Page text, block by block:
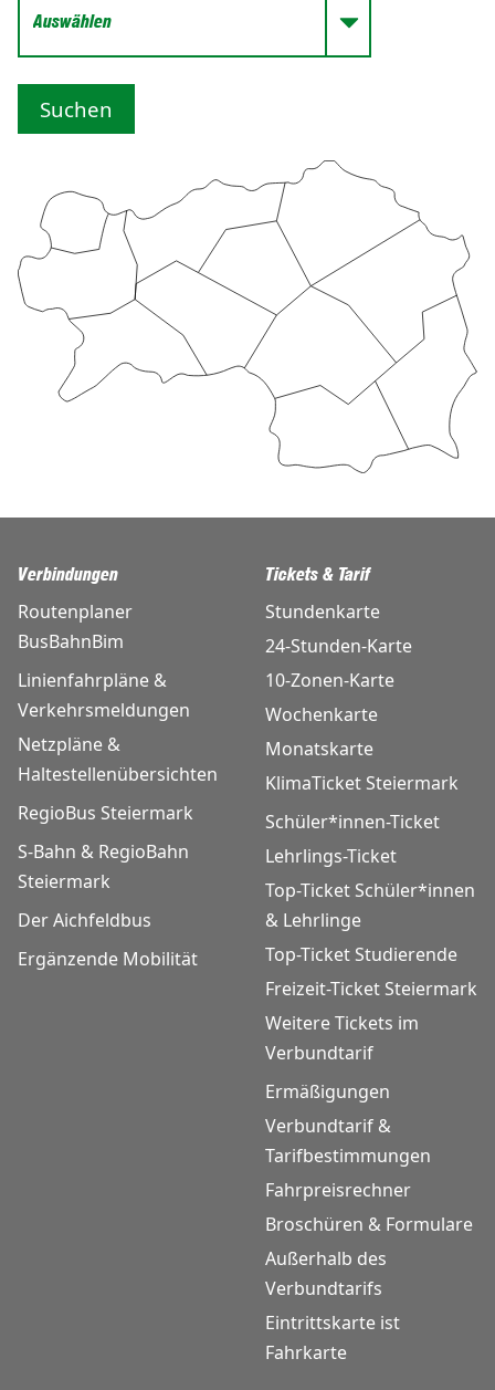
Suchen
Verbindungen
Routenplaner
BusBahnBim
Linienfahrpläne &
Verkehrsmeldungen
Netzpläne &
Haltestellenübersichten
RegioBus Steiermark
S-Bahn & RegioBahn
Steiermark
Der Aichfeldbus
Ergänzende Mobilität
Tickets & Tarif
Stundenkarte
24-Stunden-Karte
10-Zonen-Karte
Wochenkarte
Monatskarte
KlimaTicket Steiermark
Schüler*innen-Ticket
Lehrlings-Ticket
Top-Ticket Schüler*innen
& Lehrlinge
Top-Ticket Studierende
Freizeit-Ticket Steiermark
Weitere Tickets im
Verbundtarif
Ermäßigungen
Verbundtarif &
Tarifbestimmungen
Fahrpreisrechner
Broschüren & Formulare
Außerhalb des
Verbundtarifs
Eintrittskarte ist
Fahrkarte